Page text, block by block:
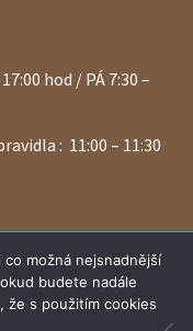
se mohou
si prosím naší
ověřte.
hod / PÁ 7:30 –
: 11:00 – 11:30
co možná nejsnadnější
budete nadále
že s použitím cookies